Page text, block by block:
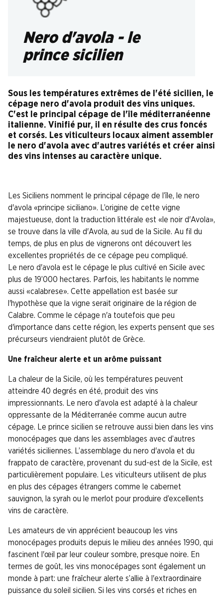
Nero d'avola - le
prince sicilien
Sous les températures extrêmes de l'été sicilien, le
cépage nero d'avola produit des vins uniques.
C'est le principal cépage de l'île méditerranéenne
italienne. Vinifié pur, il en résulte des crus foncés
et corsés. Les viticulteurs locaux aiment assembler
le nero d'avola avec d'autres variétés et créer ainsi
des vins intenses au caractère unique.
Les Siciliens nomment le principal cépage de l’île, le nero
d'avola «principe siciliano». L’origine de cette vigne
majestueuse, dont la traduction littérale est «le noir d'Avola»,
se trouve dans la ville d'Avola, au sud de la Sicile. Au fil du
temps, de plus en plus de vignerons ont découvert les
excellentes propriétés de ce cépage peu compliqué.
Le nero d'avola est le cépage le plus cultivé en Sicile avec
plus de 19’000 hectares. Parfois, les habitants le nomme
aussi «calabrese». Cette appellation est basée sur
l'hypothèse que la vigne serait originaire de la région de
Calabre. Comme le cépage n'a toutefois que peu
d'importance dans cette région, les experts pensent que ses
précurseurs viendraient plutôt de Grèce.
Une fraîcheur alerte et un arôme puissant
La chaleur de la Sicile, où les températures peuvent
atteindre 40 degrés en été, produit des vins
impressionnants. Le nero d'avola est adapté à la chaleur
oppressante de la Méditerranée comme aucun autre
cépage. Le prince sicilien se retrouve aussi bien dans les vins
monocépages que dans les assemblages avec d’autres
variétés siciliennes. L’assemblage du nero d'avola et du
frappato de caractère, provenant du sud-est de la Sicile, est
particulièrement populaire. Les viticulteurs utilisent de plus
en plus des cépages étrangers comme le cabernet
sauvignon, la syrah ou le merlot pour produire d’excellents
vins de caractère.
Les amateurs de vin apprécient beaucoup les vins
monocépages produits depuis le milieu des années 1990, qui
fascinent l'œil par leur couleur sombre, presque noire. En
termes de goût, les vins monocépages sont également un
monde à part: une fraîcheur alerte s’allie à l'extraordinaire
puissance du soleil sicilien. Si les vins corsés et riches en